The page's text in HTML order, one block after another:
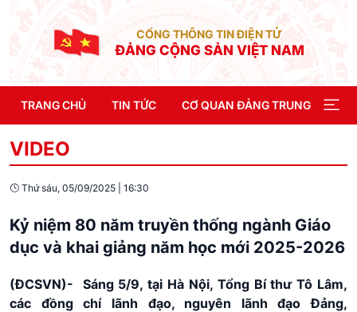
CỔNG THÔNG TIN ĐIỆN TỬ
ĐẢNG CỘNG SẢN VIỆT NAM
TRANG CHỦ TIN TỨC CƠ QUAN ĐẢNG TRUNG ƯƠNG
VIDEO
Thứ sáu, 05/09/2025 16:30
Kỷ niệm 80 năm truyền thống ngành Giáo
dục và khai giảng năm học mới 2025-2026
(ĐCSVN)- Sáng 5/9, tại Hà Nội, Tổng Bí thư Tô Lâm,
các đồng chí lãnh đạo, nguyên lãnh đạo Đảng,